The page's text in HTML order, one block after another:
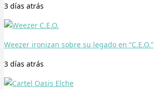
3 días atrás
Weezer ironizan sobre su legado en “C.E.O.”
3 días atrás